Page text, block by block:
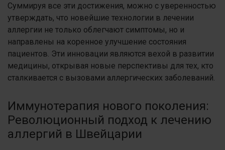
Суммируя все эти достижения, можно с уверенностью
утверждать, что новейшие технологии в лечении
аллергии не только облегчают симптомы, но и
направлены на коренное улучшение состояния
пациентов. Эти инновации являются вехой в развитии
медицины, открывая новые перспективы для тех, кто
сталкивается с вызовами аллергических заболеваний.
Иммунотерапия нового поколения:
Революционный подход к лечению
аллергий в Швейцарии